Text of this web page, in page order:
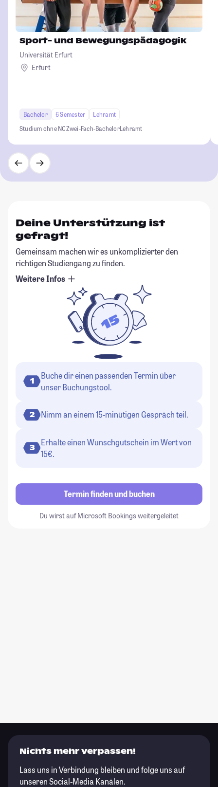
Sport- und Bewegungspädagogik
Universität Erfurt
Erfurt
Bachelor 6 Semester
Lehramt
Studium ohne NCZwei-Fach-BachelorLehramt
Deine Unterstützung ist
gefragt!
Gemeinsam machen wir es unkomplizierter den
richtigen Studiengang zu finden.
Weitere Infos
1
Buche dir einen passenden Termin über
unser Buchungstool.
2 Nimm an einem 15-minütigen Gespräch teil.
3
Erhalte einen Wunschgutschein im Wert von
15€.
Termin finden und buchen
Du wirst auf Microsoft Bookings weitergeleitet
Nichts mehr verpassen!
Lass uns in Verbindung bleiben und folge uns auf
unseren Social-Media Kanälen.